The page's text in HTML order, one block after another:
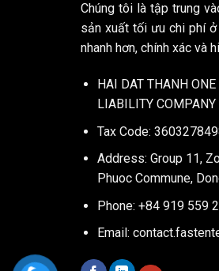
Chúng tôi là tập trung
sản xuất tối ưu chi phí
nhanh hơn, chính xác và
HAI DAT THANH
LIABILITY COMPANY
Tax Code:
Address: Group 11,
Phuoc Commune,
Phone: +84 919 559
Email: